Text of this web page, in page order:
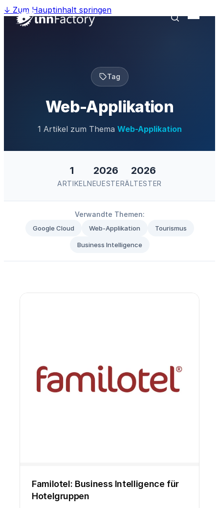
↓ Zum Hauptinhalt springen
Tag
Web-Applikation
1 Artikel zum Thema Web-Applikation
1
ARTIKEL
2026
NEUESTER
2026
ÄLTESTER
Verwandte Themen:
Google Cloud Web-Applikation Tourismus
Business Intelligence
Familotel: Business Intelligence für
Hotelgruppen